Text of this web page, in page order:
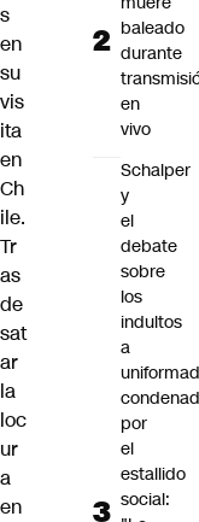
s
en
su
vis
ita
en
Ch
ile.
Tr
as
de
sat
ar
la
loc
ur
a
en
baleado
durante
en
vivo
Schalper
y
el
debate
sobre
los
indultos
a
por
el
estallido
social: